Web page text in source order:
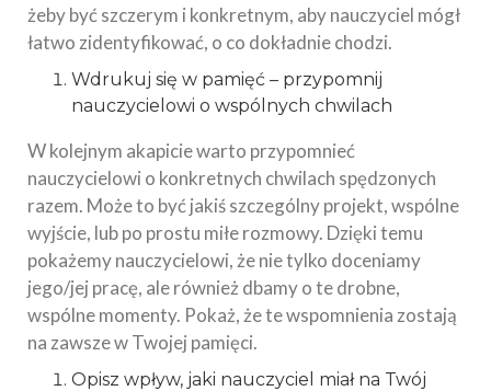
żeby być szczerym i konkretnym, aby nauczyciel mógł
łatwo zidentyfikować, o co dokładnie chodzi.
Wdrukuj się w pamięć – przypomnij
nauczycielowi o wspólnych chwilach
W kolejnym akapicie warto przypomnieć
nauczycielowi o konkretnych chwilach spędzonych
razem. Może to być jakiś szczególny projekt, wspólne
wyjście, lub po prostu miłe rozmowy. Dzięki temu
pokażemy nauczycielowi, że nie tylko doceniamy
jego/jej pracę, ale również dbamy o te drobne,
wspólne momenty. Pokaż, że te wspomnienia zostają
na zawsze w Twojej pamięci.
Opisz wpływ, jaki nauczyciel miał na Twój